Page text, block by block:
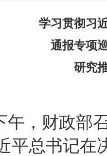
学习贯彻习
通报专项
研究
午，财政部
平总书记在